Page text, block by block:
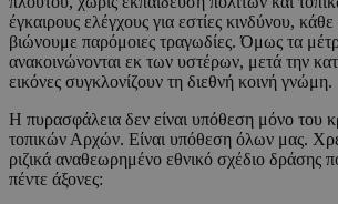
έγκαιρους ελέγχους για εστίες κινδύνου,
βιώνουμε παρόμοιες τραγωδίες. Όμως τα
ανακοινώνονται εκ των υστέρων, μετά την
εικόνες συγκλονίζουν τη διεθνή κοινή γνώμη.
Η πυρασφάλεια δεν είναι υπόθεση μόνο του
τοπικών Αρχών. Είναι υπόθεση όλων μας.
ριζικά αναθεωρημένο εθνικό σχέδιο δράσης
πέντε άξονες: